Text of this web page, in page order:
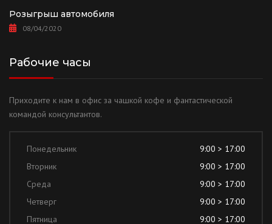
Розыгрыш автомобиля
08/04/2020
Рабочие часы
Приходите к нам в офис за чашкой кофе и фантастической
командой консультантов.
Понедельник
9:00 > 17:00
Вторник
9:00 > 17:00
Среда
9:00 > 17:00
Четверг
9:00 > 17:00
Пятница
9:00 > 17:00